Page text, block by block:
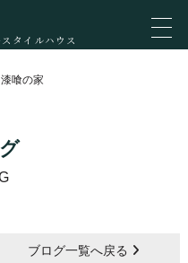
タイルハウス
漆喰の家
ブログ一覧へ戻る